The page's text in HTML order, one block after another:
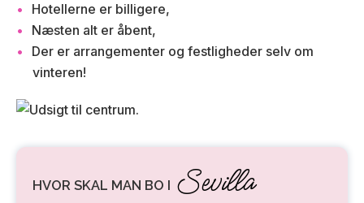
Hotellerne er billigere,
Næsten alt er åbent,
Der er arrangementer og festligheder selv om
vinteren!
HVOR SKAL MAN BO I Sevilla